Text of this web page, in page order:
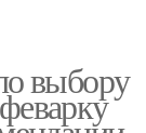
выбору